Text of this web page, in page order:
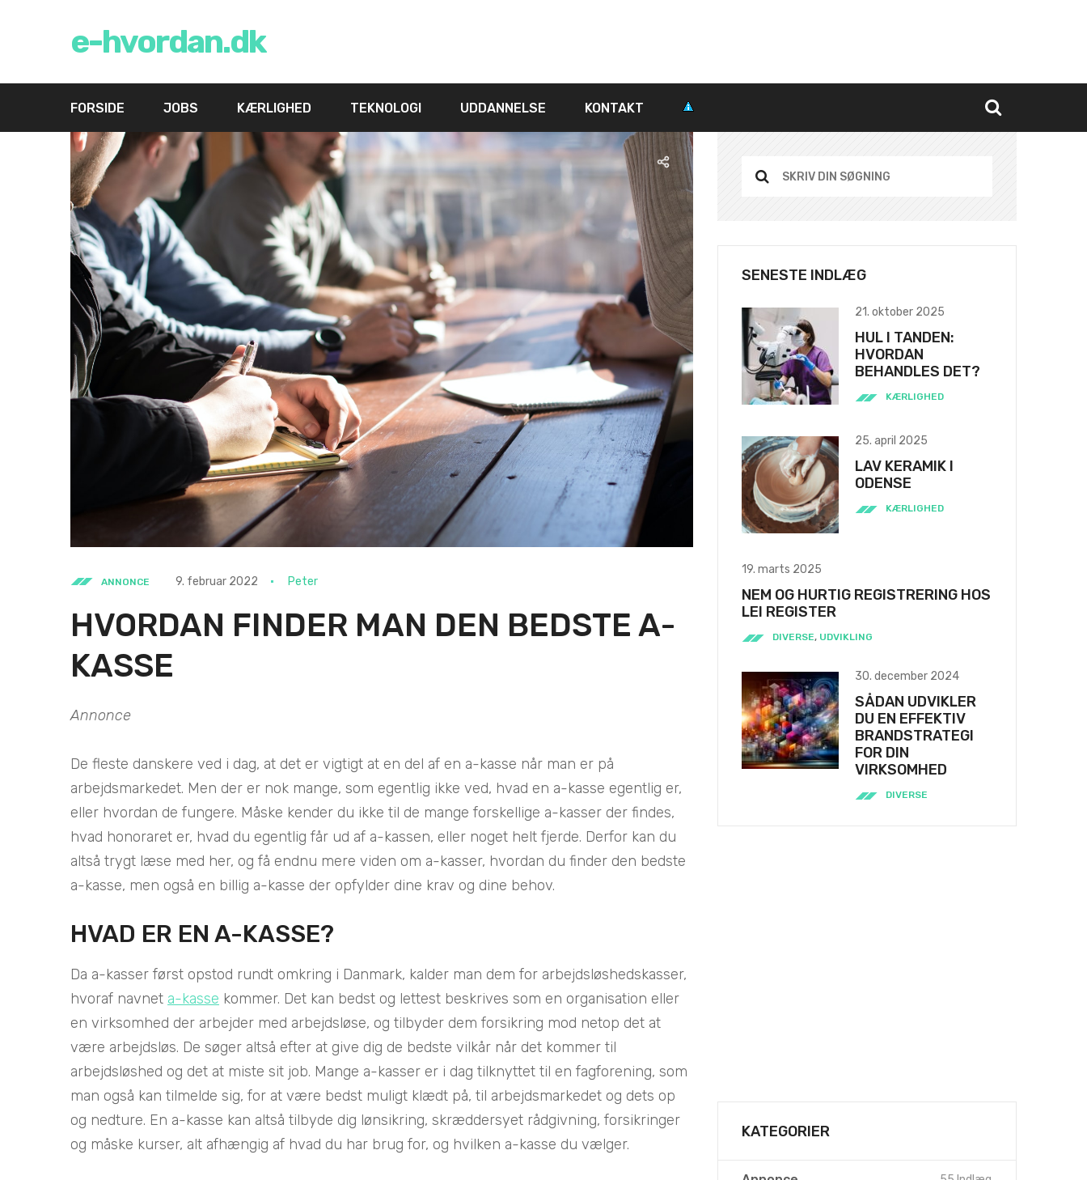
e-hvordan.dk
FORSIDE JOBS KÆRLIGHED TEKNOLOGI UDDANNELSE KONTAKT
ANNONCE 9. februar 2022 Peter
HVORDAN FINDER MAN DEN BEDSTE A-
KASSE
Annonce
De fleste danskere ved i dag, at det er vigtigt at en del af en a-kasse når man er på
arbejdsmarkedet. Men der er nok mange, som egentlig ikke ved, hvad en a-kasse egentlig er,
eller hvordan de fungere. Måske kender du ikke til de mange forskellige a-kasser der findes,
hvad honoraret er, hvad du egentlig får ud af a-kassen, eller noget helt fjerde. Derfor kan du
altså trygt læse med her, og få endnu mere viden om a-kasser, hvordan du finder den bedste
a-kasse, men også en billig a-kasse der opfylder dine krav og dine behov.
HVAD ER EN A-KASSE?
Da a-kasser først opstod rundt omkring i Danmark, kalder man dem for arbejdsløshedskasser,
hvoraf navnet a-kasse kommer. Det kan bedst og lettest beskrives som en organisation eller
en virksomhed der arbejder med arbejdsløse, og tilbyder dem forsikring mod netop det at
være arbejdsløs. De søger altså efter at give dig de bedste vilkår når det kommer til
arbejdsløshed og det at miste sit job. Mange a-kasser er i dag tilknyttet til en fagforening, som
man også kan tilmelde sig, for at være bedst muligt klædt på, til arbejdsmarkedet og dets op
og nedture. En a-kasse kan altså tilbyde dig lønsikring, skræddersyet rådgivning, forsikringer
og måske kurser, alt afhængig af hvad du har brug for, og hvilken a-kasse du vælger.
SENESTE INDLÆG
21. oktober 2025
HUL I TANDEN:
HVORDAN
BEHANDLES DET?
KÆRLIGHED
25. april 2025
LAV KERAMIK I
ODENSE
KÆRLIGHED
19. marts 2025
NEM OG HURTIG REGISTRERING HOS
LEI REGISTER
DIVERSE, UDVIKLING
30. december 2024
SÅDAN UDVIKLER
DU EN EFFEKTIV
BRANDSTRATEGI
FOR DIN
VIRKSOMHED
DIVERSE
KATEGORIER